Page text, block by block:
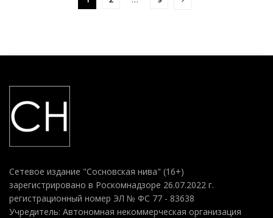
Сетевое издание "Сосновская нива" (16+)
зарегистрировано в Роскомнадзоре 26.07.2022 г.
регистрационный номер ЭЛ № ФС 77 - 83638
Учредитель: Автономная некоммерческая организация